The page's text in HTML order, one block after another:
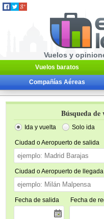
Vuelos y
Vuelos baratos
Compañías Aéreas
Búsqueda de
Ida y vuelta Solo ida
Ciudad o Aeropuerto de salida
Ciudad o Aeropuerto de llegada
Fecha de salida Fecha de